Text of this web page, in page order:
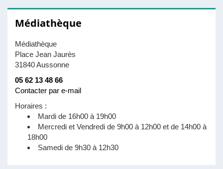
Médiathèque
Médiathèque
Place Jean Jaurès
31840 Aussonne
05 62 13 48 66
Contacter par e-mail
Horaires :
Mardi de 16h00 à 19h00
Mercredi et Vendredi de 9h00 à 12h00 et de 14h00 à
18h00
Samedi de 9h30 à 12h30